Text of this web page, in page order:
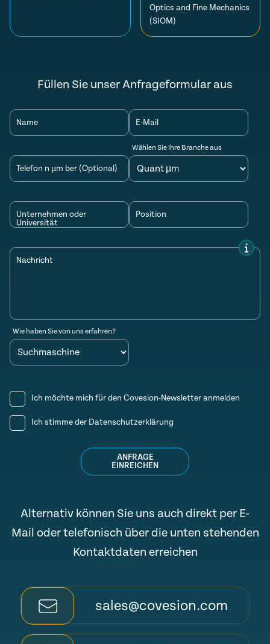
Optics and Fine Mechanics
(SIOM)
Füllen Sie unser Anfrageformular aus
Name E-Mail
Telefon n µm ber (Optional)
Wählen Sie Ihre Branche aus
Unternehmen oder
Universität
Position
Nachricht
Wie haben Sie von uns erfahren?
Ich möchte mich für den Covesion-Newsletter anmelden
Ich stimme der Datenschutzerklärung
ANFRAGE
EINREICHEN
Alternativ können Sie uns auch direkt per E-
Mail oder telefonisch über die unten stehenden
Kontaktdaten erreichen
sales@covesion.com